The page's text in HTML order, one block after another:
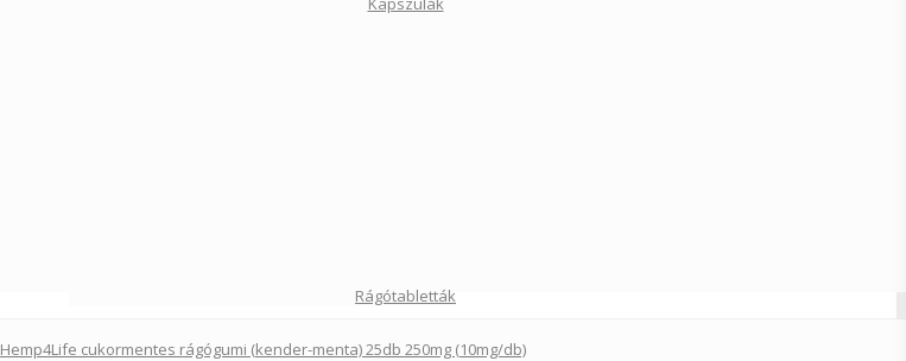
Rágótabletták
Hemp4Life cukormentes rágógumi (kender-menta) 25db 250mg (10mg/db)